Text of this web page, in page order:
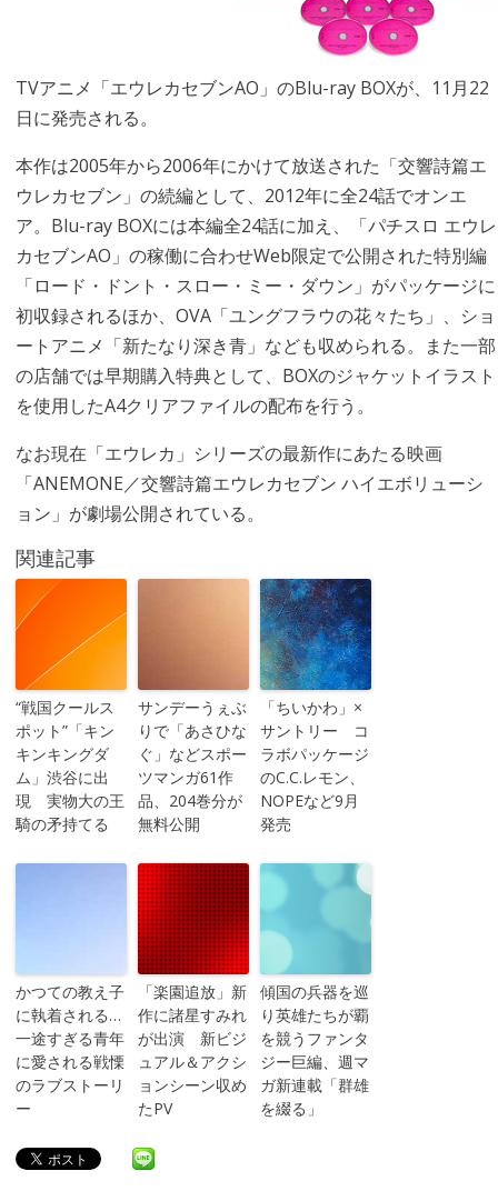
TVアニメ「エウレカセブンAO」のBlu-ray BOXが、11月22
日に発売される。
本作は2005年から2006年にかけて放送された「交響詩篇エ
ウレカセブン」の続編として、2012年に全24話でオンエ
ア。Blu-ray BOXには本編全24話に加え、「パチスロ エウレ
カセブンAO」の稼働に合わせWeb限定で公開された特別編
「ロード・ドント・スロー・ミー・ダウン」がパッケージに
初収録されるほか、OVA「ユングフラウの花々たち」、ショ
ートアニメ「新たなり深き青」なども収められる。また一部
の店舗では早期購入特典として、BOXのジャケットイラスト
を使用したA4クリアファイルの配布を行う。
なお現在「エウレカ」シリーズの最新作にあたる映画
「ANEMONE／交響詩篇エウレカセブン ハイエボリューシ
ョン」が劇場公開されている。
関連記事
“戦国クールス
ポット”「キン
キンキングダ
ム」渋谷に出
現 実物大の王
騎の矛持てる
サンデーうぇぶ
りで「あさひな
ぐ」などスポー
ツマンガ61作
品、204巻分が
無料公開
「ちいかわ」×
サントリー コ
ラボパッケージ
のC.C.レモン、
NOPEなど9月
発売
かつての教え子
に執着される…
一途すぎる青年
に愛される戦慄
のラブストーリ
ー
「楽園追放」新
作に諸星すみれ
が出演 新ビジ
ュアル＆アクシ
ョンシーン収め
たPV
傾国の兵器を巡
り英雄たちが覇
を競うファンタ
ジー巨編、週マ
ガ新連載「群雄
を綴る」